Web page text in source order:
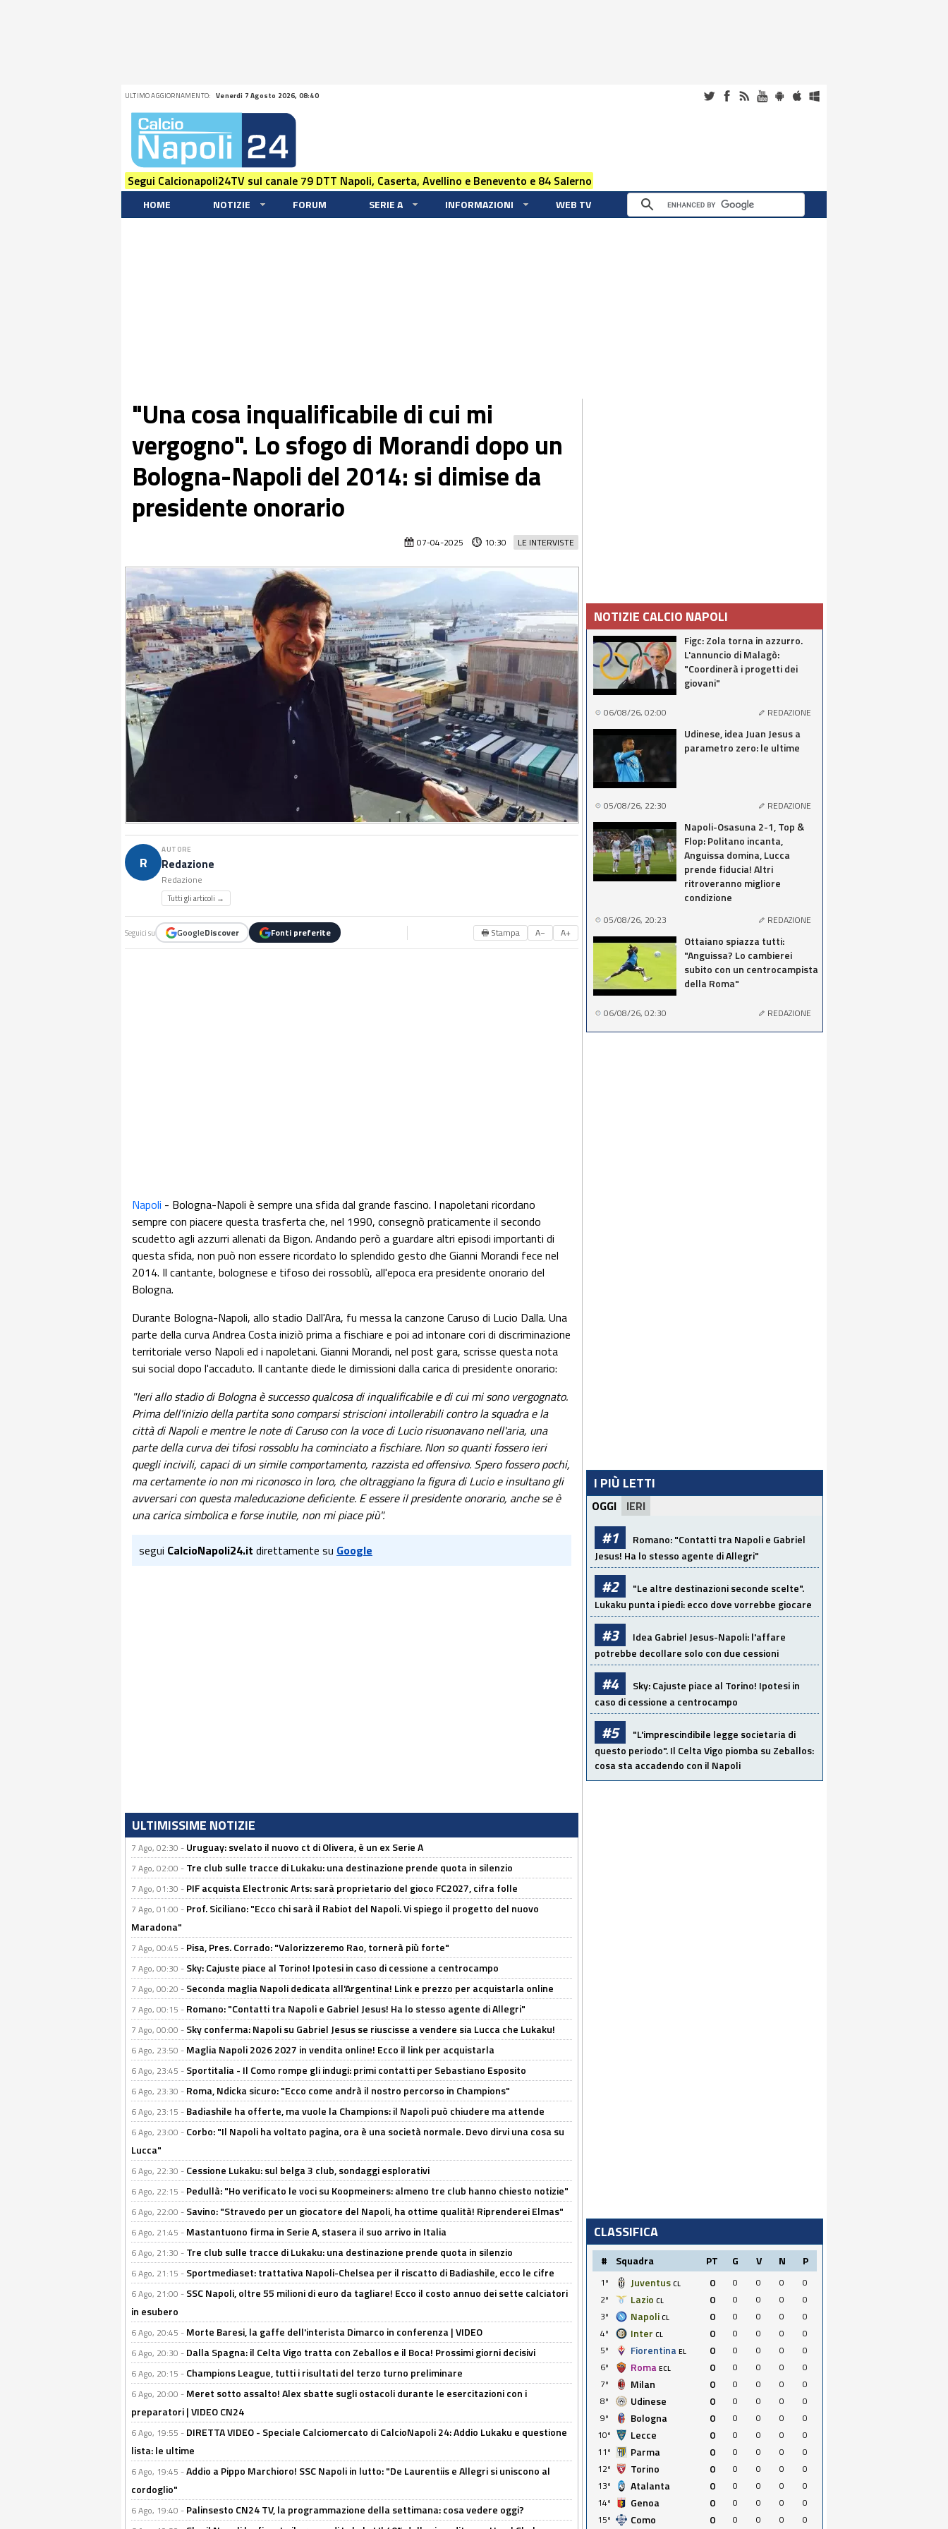
ULTIMO AGGIORNAMENTO: Venerdi 7 Agosto 2026, 08:40
Segui Calcionapoli24TV sul canale 79 DTT Napoli, Caserta, Avellino e Benevento e 84 Salerno
HOME NOTIZIE FORUM SERIE A INFORMAZIONI WEB TV
"Una cosa inqualificabile di cui mi
vergogno". Lo sfogo di Morandi dopo un
Bologna-Napoli del 2014: si dimise da
presidente onorario
LE INTERVISTE
07-04-2025 10:30
R
AUTORE
Redazione
Redazione
Tutti gli articoli →
Seguici su GoogleDiscover Fonti preferite 🖶 Stampa A− A+
Napoli - Bologna-Napoli è sempre una sfida dal grande fascino. I napoletani ricordano
sempre con piacere questa trasferta che, nel 1990, consegnò praticamente il secondo
scudetto agli azzurri allenati da Bigon. Andando però a guardare altri episodi importanti di
questa sfida, non può non essere ricordato lo splendido gesto dhe Gianni Morandi fece nel
2014. Il cantante, bolognese e tifoso dei rossoblù, all'epoca era presidente onorario del
Bologna.
Durante Bologna-Napoli, allo stadio Dall'Ara, fu messa la canzone Caruso di Lucio Dalla. Una
parte della curva Andrea Costa iniziò prima a fischiare e poi ad intonare cori di discriminazione
territoriale verso Napoli ed i napoletani. Gianni Morandi, nel post gara, scrisse questa nota
sui social dopo l'accaduto. Il cantante diede le dimissioni dalla carica di presidente onorario:
"Ieri allo stadio di Bologna è successo qualcosa di inqualificabile e di cui mi sono vergognato.
Prima dell'inizio della partita sono comparsi striscioni intollerabili contro la squadra e la
città di Napoli e mentre le note di Caruso con la voce di Lucio risuonavano nell'aria, una
parte della curva dei tifosi rossoblu ha cominciato a fischiare. Non so quanti fossero ieri
quegli incivili, capaci di un simile comportamento, razzista ed offensivo. Spero fossero pochi,
ma certamente io non mi riconosco in loro, che oltraggiano la figura di Lucio e insultano gli
avversari con questa maleducazione deficiente. E essere il presidente onorario, anche se è
una carica simbolica e forse inutile, non mi piace più".
segui CalcioNapoli24.it direttamente su Google
ULTIMISSIME NOTIZIE
7 Ago, 02:30 - Uruguay: svelato il nuovo ct di Olivera, è un ex Serie A
7 Ago, 02:00 - Tre club sulle tracce di Lukaku: una destinazione prende quota in silenzio
7 Ago, 01:30 - PIF acquista Electronic Arts: sarà proprietario del gioco FC2027, cifra folle
7 Ago, 01:00 - Prof. Siciliano: "Ecco chi sarà il Rabiot del Napoli. Vi spiego il progetto del nuovo
Maradona"
7 Ago, 00:45 - Pisa, Pres. Corrado: "Valorizzeremo Rao, tornerà più forte"
7 Ago, 00:30 - Sky: Cajuste piace al Torino! Ipotesi in caso di cessione a centrocampo
7 Ago, 00:20 - Seconda maglia Napoli dedicata all'Argentina! Link e prezzo per acquistarla online
7 Ago, 00:15 - Romano: "Contatti tra Napoli e Gabriel Jesus! Ha lo stesso agente di Allegri"
7 Ago, 00:00 - Sky conferma: Napoli su Gabriel Jesus se riuscisse a vendere sia Lucca che Lukaku!
6 Ago, 23:50 - Maglia Napoli 2026 2027 in vendita online! Ecco il link per acquistarla
6 Ago, 23:45 - Sportitalia - Il Como rompe gli indugi: primi contatti per Sebastiano Esposito
6 Ago, 23:30 - Roma, Ndicka sicuro: "Ecco come andrà il nostro percorso in Champions"
6 Ago, 23:15 - Badiashile ha offerte, ma vuole la Champions: il Napoli può chiudere ma attende
6 Ago, 23:00 - Corbo: "Il Napoli ha voltato pagina, ora è una società normale. Devo dirvi una cosa su
Lucca"
6 Ago, 22:30 - Cessione Lukaku: sul belga 3 club, sondaggi esplorativi
6 Ago, 22:15 - Pedullà: "Ho verificato le voci su Koopmeiners: almeno tre club hanno chiesto notizie"
6 Ago, 22:00 - Savino: "Stravedo per un giocatore del Napoli, ha ottime qualità! Riprenderei Elmas"
6 Ago, 21:45 - Mastantuono firma in Serie A, stasera il suo arrivo in Italia
6 Ago, 21:30 - Tre club sulle tracce di Lukaku: una destinazione prende quota in silenzio
6 Ago, 21:15 - Sportmediaset: trattativa Napoli-Chelsea per il riscatto di Badiashile, ecco le cifre
6 Ago, 21:00 - SSC Napoli, oltre 55 milioni di euro da tagliare! Ecco il costo annuo dei sette calciatori
in esubero
6 Ago, 20:45 - Morte Baresi, la gaffe dell'interista Dimarco in conferenza | VIDEO
6 Ago, 20:30 - Dalla Spagna: il Celta Vigo tratta con Zeballos e il Boca! Prossimi giorni decisivi
6 Ago, 20:15 - Champions League, tutti i risultati del terzo turno preliminare
6 Ago, 20:00 - Meret sotto assalto! Alex sbatte sugli ostacoli durante le esercitazioni con i
preparatori | VIDEO CN24
6 Ago, 19:55 - DIRETTA VIDEO - Speciale Calciomercato di CalcioNapoli 24: Addio Lukaku e questione
lista: le ultime
6 Ago, 19:45 -Addio a Pippo Marchioro! SSC Napoli in lutto: "De Laurentiis e Allegri si uniscono al
cordoglio"
6 Ago, 19:40 - Palinsesto CN24 TV, la programmazione della settimana: cosa vedere oggi?
NOTIZIE CALCIO NAPOLI
Figc: Zola torna in azzurro.
L'annuncio di Malagò:
"Coordinerà i progetti dei
giovani"
06/08/26, 02:00 REDAZIONE
Udinese, idea Juan Jesus a
parametro zero: le ultime
05/08/26, 22:30 REDAZIONE
Napoli-Osasuna 2-1, Top &
Flop: Politano incanta,
Anguissa domina, Lucca
prende fiducia! Altri
ritroveranno migliore
condizione
05/08/26, 20:23 REDAZIONE
Ottaiano spiazza tutti:
"Anguissa? Lo cambierei
subito con un centrocampista
della Roma"
06/08/26, 02:30 REDAZIONE
I PIÙ LETTI
OGGI IERI
#1
Romano: "Contatti tra Napoli e Gabriel
Jesus! Ha lo stesso agente di Allegri"
#2
"Le altre destinazioni seconde scelte".
Lukaku punta i piedi: ecco dove vorrebbe giocare
#3
Idea Gabriel Jesus-Napoli: l'affare
potrebbe decollare solo con due cessioni
#4
Sky: Cajuste piace al Torino! Ipotesi in
caso di cessione a centrocampo
#5
"L'imprescindibile legge societaria di
questo periodo". Il Celta Vigo piomba su Zeballos:
cosa sta accadendo con il Napoli
CLASSIFICA
# Squadra PT G V N P
1º Juventus CL 0 0 0 0
0
2º
Lazio CL 0 0 0 0
0
3º
Napoli CL 0 0 0 0
0
4º
Inter CL 0 0 0 0
0
5º
Fiorentina EL 0 0 0 0
0
6º
Roma ECL 0 0 0 0
0
7º
Milan 0 0 0 0
0
8º
Udinese 0 0 0 0
0
9º
Bologna 0 0 0 0
0
10º
Lecce 0 0 0 0
0
11º
Parma 0 0 0 0
0
12º
Torino 0 0 0 0
0
13º
Atalanta 0 0 0 0
0
14º
Genoa 0 0 0 0
0
15º
Como 0 0 0 0 0